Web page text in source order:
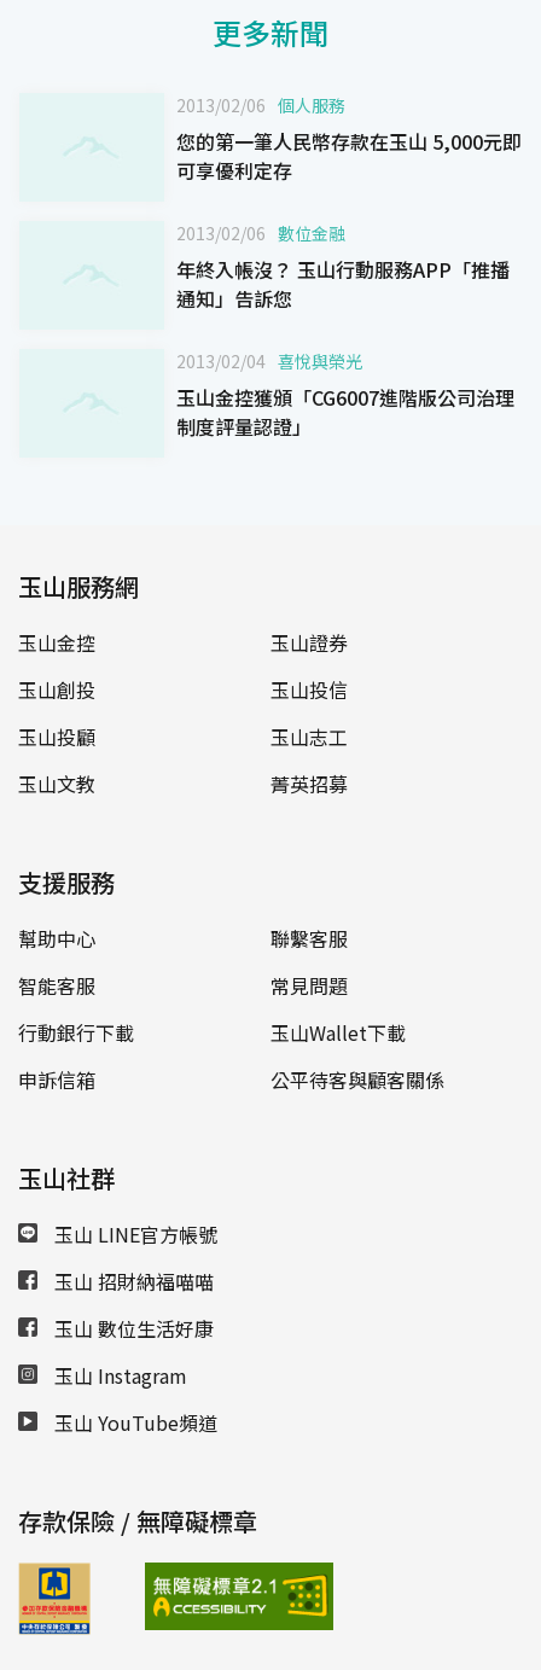
更多新聞
2013/02/06 個人服務
您的第一筆人民幣存款在玉山 5,000元即
可享優利定存
2013/02/06 數位金融
年終入帳沒？ 玉山行動服務APP「推播
通知」告訴您
2013/02/04 喜悅與榮光
玉山金控獲頒「CG6007進階版公司治理
制度評量認證」
玉山服務網
玉山金控
玉山證券
玉山創投
玉山投信
玉山投顧
玉山志工
玉山文教
菁英招募
支援服務
幫助中心
聯繫客服
智能客服
常見問題
行動銀行下載
玉山Wallet下載
申訴信箱
公平待客與顧客關係
玉山社群
玉山 LINE官方帳號
玉山 招財納福喵喵
玉山 數位生活好康
玉山 Instagram
玉山 YouTube頻道
存款保險 / 無障礙標章